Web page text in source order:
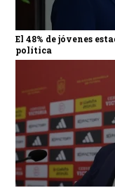
El 48% de jóvenes
política